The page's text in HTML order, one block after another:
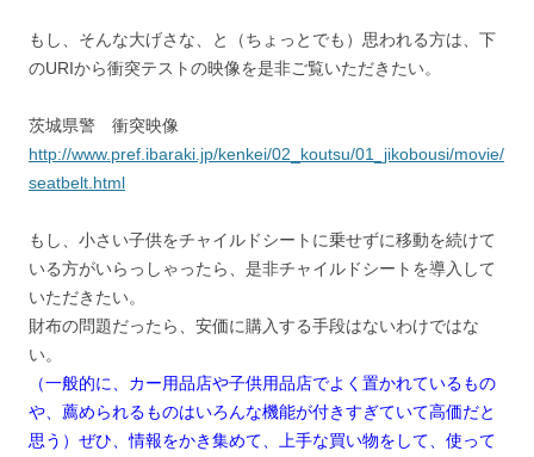
もし、そんな大げさな、と（ちょっとでも）思われる方は、下
のURIから衝突テストの映像を是非ご覧いただきたい。
茨城県警 衝突映像
http://www.pref.ibaraki.jp/kenkei/02_koutsu/01_jikobousi/movie/
seatbelt.html
もし、小さい子供をチャイルドシートに乗せずに移動を続けて
いる方がいらっしゃったら、是非チャイルドシートを導入して
いただきたい。
財布の問題だったら、安価に購入する手段はないわけではな
い。
（一般的に、カー用品店や子供用品店でよく置かれているもの
や、薦められるものはいろんな機能が付きすぎていて高価だと
思う）ぜひ、情報をかき集めて、上手な買い物をして、使って